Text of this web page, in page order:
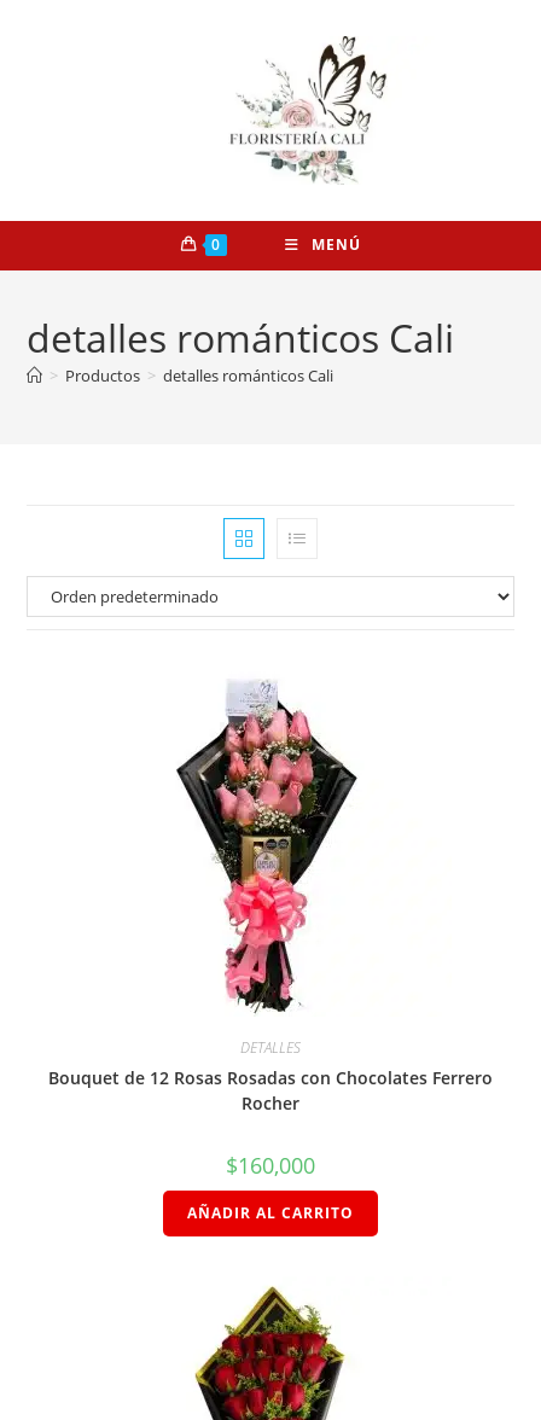
0 MENÚ
detalles románticos Cali
> Productos > detalles románticos Cali
DETALLES
Bouquet de 12 Rosas Rosadas con Chocolates Ferrero
Rocher
$160,000
AÑADIR AL CARRITO